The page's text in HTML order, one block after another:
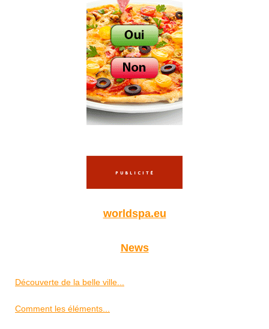
worldspa.eu
News
Découverte de la belle ville...
Comment les éléments...